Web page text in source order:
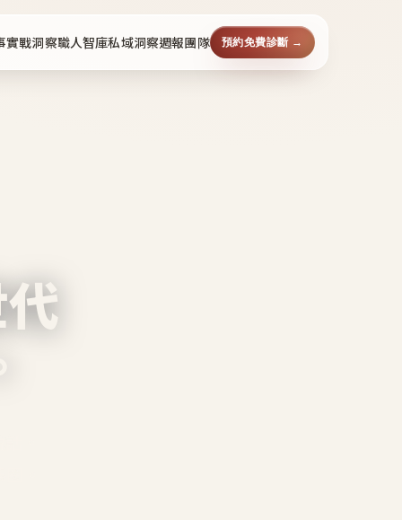
實戰洞察職人智庫私域洞察週報團隊 預約免費診斷 →